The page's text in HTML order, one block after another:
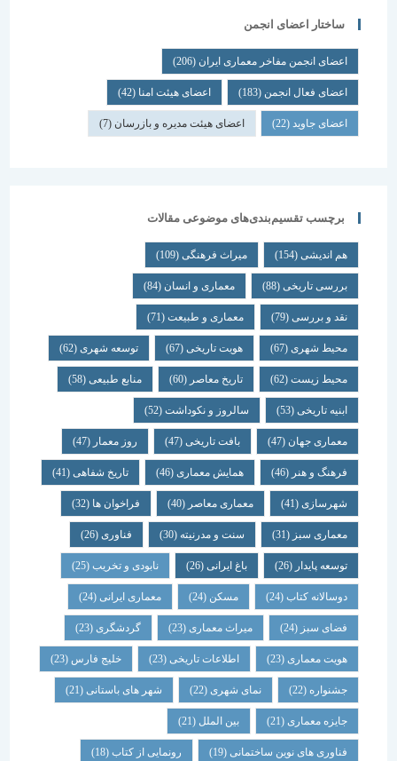
ساختار اعضای انجمن
اعضای انجمن مفاخر معماری ایران (206)
اعضای فعال انجمن(183) اعضای هیئت امنا(42)
اعضای جاوید(22) اعضای هیئت مدیره و بازرسان(7)
برچسب تقسیم‌بندی‌های موضوعی مقالات
هم اندیشی (154) میراث فرهنگی (109)
بررسی تاریخی (88) معماری و انسان (84)
نقد و بررسی (79) معماری و طبیعت (71)
محیط شهری(67) هویت تاریخی(67) توسعه شهری(62)
محیط زیست(62) تاریخ معاصر(60) منابع طبیعی(58)
ابنیه تاریخی(53) سالروز و نکوداشت(52)
معماری جهان (47) بافت تاریخی(47) روز معمار(47)
فرهنگ و هنر(46) همایش معماری (46) تاریخ شفاهی (41)
شهرسازی(41) معماری معاصر(40) فراخوان ها (32)
معماری سبز(31) سنت و مدرنیته(30) فناوری (26)
توسعه پایدار(26) باغ ایرانی(26) نابودی و تخریب(25)
دوسالانه کتاب(24) مسکن (24) معماری ایرانی(24)
فضای سبز(24) میراث معماری (23) گردشگری (23)
هویت معماری (23) اطلاعات تاریخی(23) خلیج فارس(23)
جشنواره(22) نمای شهری(22) شهر های باستانی (21)
جایزه معماری (21) بین الملل(21)
فناوری های نوین ساختمانی(19) رونمایی از کتاب (18)